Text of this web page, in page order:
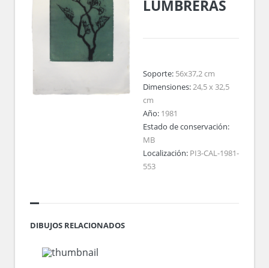
LUMBRERAS
Soporte: 56x37,2 cm
Dimensiones:24,5 x 32,5
cm
Año: 1981
Estado de conservación:
MB
Localización: PI3-CAL-1981-
553
DIBUJOS RELACIONADOS